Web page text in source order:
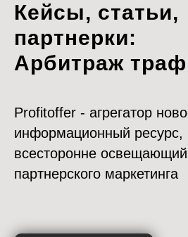
Кейсы, статьи,
партнерки:
Арбитраж
Profitoffer - агрегатор
информационный ресурс,
всесторонне
партнерского маркетинга